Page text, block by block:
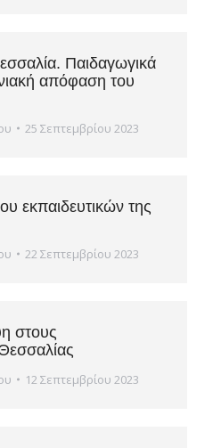
Παιδαγωγικά
απόφαση του
25 Σεπτεμβρίου 2023
εκπαιδευτικών της
22 Σεπτεμβρίου 2023
στους
12 Σεπτεμβρίου 2023